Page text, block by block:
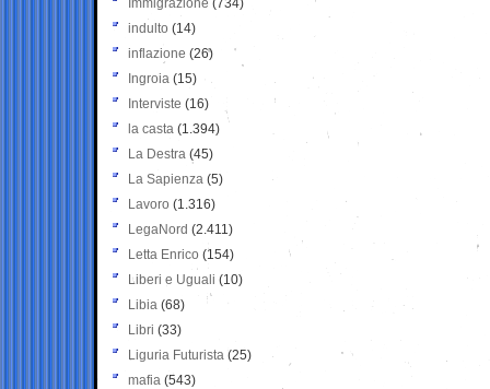
Immigrazione (734)
indulto (14)
inflazione (26)
Ingroia (15)
Interviste (16)
la casta (1.394)
La Destra (45)
La Sapienza (5)
Lavoro (1.316)
LegaNord (2.411)
Letta Enrico (154)
Liberi e Uguali (10)
Libia (68)
Libri (33)
Liguria Futurista (25)
mafia (543)